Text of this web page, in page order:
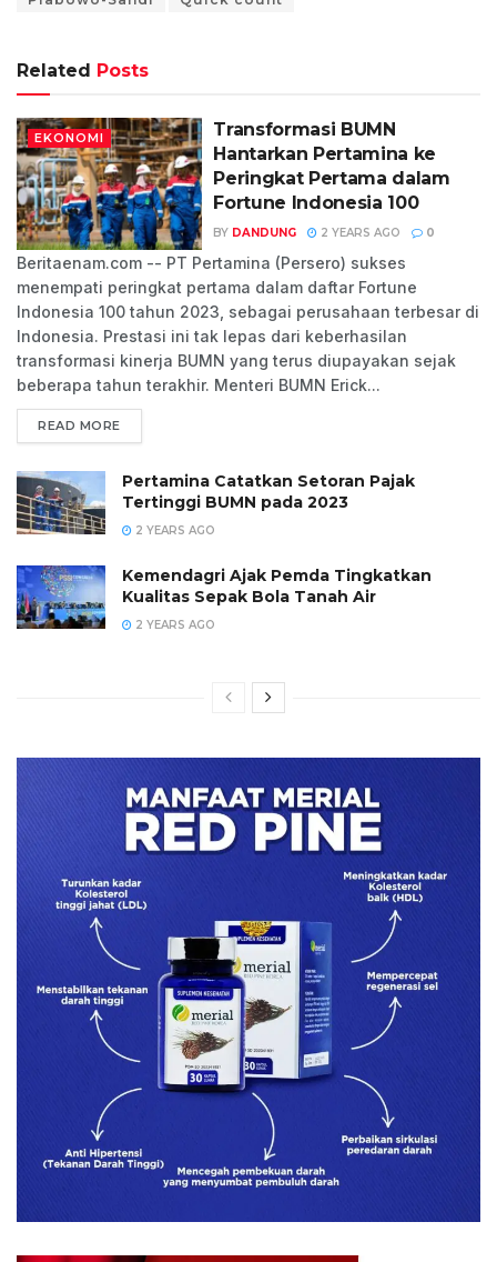
Related Posts
EKONOMI
Transformasi BUMN
Hantarkan Pertamina ke
Peringkat Pertama dalam
Fortune Indonesia 100
BY DANDUNG 2 YEARS AGO 0
Beritaenam.com -- PT Pertamina (Persero) sukses
menempati peringkat pertama dalam daftar Fortune
Indonesia 100 tahun 2023, sebagai perusahaan terbesar di
Indonesia. Prestasi ini tak lepas dari keberhasilan
transformasi kinerja BUMN yang terus diupayakan sejak
beberapa tahun terakhir. Menteri BUMN Erick...
READ MORE
Pertamina Catatkan Setoran Pajak
Tertinggi BUMN pada 2023
2 YEARS AGO
Kemendagri Ajak Pemda Tingkatkan
Kualitas Sepak Bola Tanah Air
2 YEARS AGO